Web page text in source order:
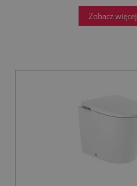
Zobacz więcej